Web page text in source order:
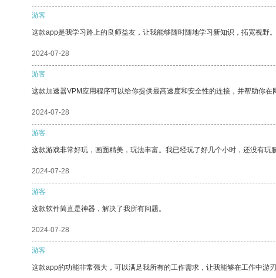
游客
这款app是我学习路上的良师益友，让我能够随时随地学习新知识，拓宽视野。
2024-07-28
游客
这款加速器VPM应用程序可以给你提供最高速度和安全性的连接，并帮助你在
2024-07-28
游客
这款游戏非常好玩，画面精美，玩法丰富。我已经玩了好几个小时，还没有玩腻
2024-07-28
游客
这款软件简直是神器，解决了我所有问题。
2024-07-28
游客
这款app的功能非常强大，可以满足我所有的工作需求，让我能够在工作中游刃